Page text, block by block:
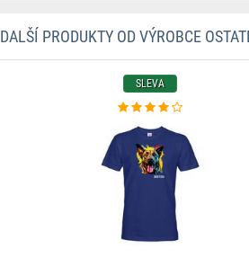
DALŠÍ PRODUKTY OD VÝROBCE
SLEVA